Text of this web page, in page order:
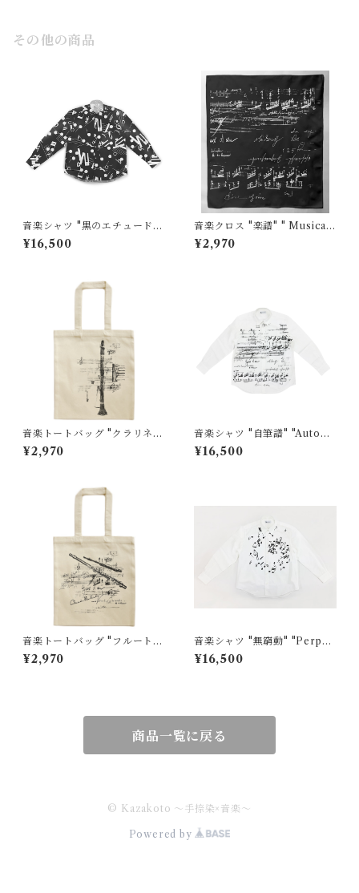
その他の商品
音楽シャツ "黒のエチュード"
"Etude in Black"
¥16,500
音楽クロス "楽譜" " Musical
score"黒
¥2,970
音楽トートバッグ "クラリネッ
ト" "Clarinet"大
¥2,970
音楽シャツ "自筆譜" "Autogr
aph “
¥16,500
音楽トートバッグ "フルート"
"Flute"大
¥2,970
音楽シャツ "無窮動" "Perpet
uum Mobile"
¥16,500
商品一覧に戻る
© Kazakoto ～手捺染×音楽～
Powered by